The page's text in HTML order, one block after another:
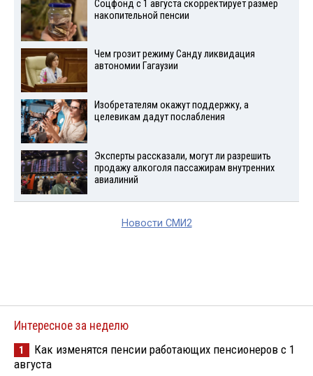
Соцфонд с 1 августа скорректирует размер
накопительной пенсии
Чем грозит режиму Санду ликвидация
автономии Гагаузии
Изобретателям окажут поддержку, а
целевикам дадут послабления
Эксперты рассказали, могут ли разрешить
продажу алкоголя пассажирам внутренних
авиалиний
Новости СМИ2
Интересное за неделю
1
Как изменятся пенсии работающих пенсионеров с 1
августа